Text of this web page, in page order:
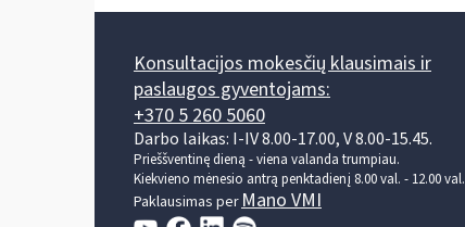
Konsultacijos mokesčių klausimais ir
paslaugos gyventojams:
+370 5 260 5060
Darbo laikas: I-IV 8.00-17.00, V 8.00-15.45.
Prieššventinę dieną - viena valanda trumpiau.
Kiekvieno mėnesio antrą penktadienį 8.00 val. - 12.00 val.
Paklausimas perMano VMI